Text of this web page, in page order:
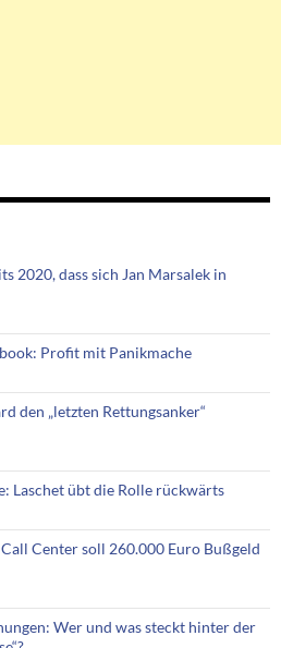
2020, dass sich Jan Marsalek in
Profit mit Panikmache
den „letzten Rettungsanker“
Laschet übt die Rolle rückwärts
Center soll 260.000 Euro Bußgeld
Wer und was steckt hinter der